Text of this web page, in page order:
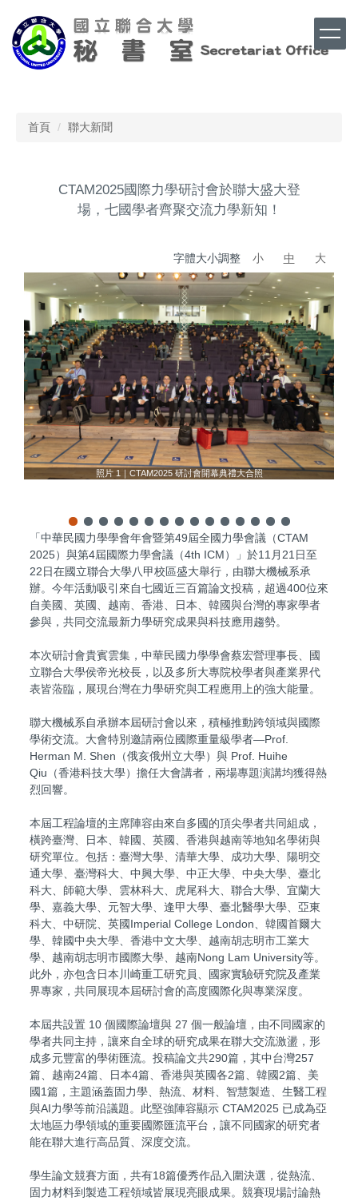
到
主
要
首頁 聯大新聞
CTAM2025國際力學研討會於聯大盛大登
場，七國學者齊聚交流力學新知！
字體大小調整 小 中 大
照片 1｜CTAM2025 研討會開幕典禮大合照
「中華民國力學學會年會暨第49屆全國力學會議（CTAM
2025）與第4屆國際力學會議（4th ICM）」於11月21日至
22日在國立聯合大學八甲校區盛大舉行，由聯大機械系承
辦。今年活動吸引來自七國近三百篇論文投稿，超過400位來
自美國、英國、越南、香港、日本、韓國與台灣的專家學者
參與，共同交流最新力學研究成果與科技應用趨勢。
本次研討會貴賓雲集，中華民國力學學會蔡宏營理事長、國
立聯合大學侯帝光校長，以及多所大專院校學者與產業界代
表皆蒞臨，展現台灣在力學研究與工程應用上的強大能量。
聯大機械系自承辦本屆研討會以來，積極推動跨領域與國際
學術交流。大會特別邀請兩位國際重量級學者—Prof.
Herman M. Shen（俄亥俄州立大學）與 Prof. Huihe
Qiu（香港科技大學）擔任大會講者，兩場專題演講均獲得熱
烈回響。
本屆工程論壇的主席陣容由來自多國的頂尖學者共同組成，
橫跨臺灣、日本、韓國、英國、香港與越南等地知名學術與
研究單位。包括：臺灣大學、清華大學、成功大學、陽明交
通大學、臺灣科大、中興大學、中正大學、中央大學、臺北
科大、師範大學、雲林科大、虎尾科大、聯合大學、宜蘭大
學、嘉義大學、元智大學、逢甲大學、臺北醫學大學、亞東
科大、中研院、英國Imperial College London、韓國首爾大
學、韓國中央大學、香港中文大學、越南胡志明市工業大
學、越南胡志明市國際大學、越南Nong Lam University等。
此外，亦包含日本川崎重工研究員、國家實驗研究院及產業
界專家，共同展現本屆研討會的高度國際化與專業深度。
本屆共設置 10 個國際論壇與 27 個一般論壇，由不同國家的
學者共同主持，讓來自全球的研究成果在聯大交流激盪，形
成多元豐富的學術匯流。投稿論文共290篇，其中台灣257
篇、越南24篇、日本4篇、香港與英國各2篇、韓國2篇、美
國1篇，主題涵蓋固力學、熱流、材料、智慧製造、生醫工程
與AI力學等前沿議題。此堅強陣容顯示 CTAM2025 已成為亞
太地區力學領域的重要國際匯流平台，讓不同國家的研究者
能在聯大進行高品質、深度交流。
學生論文競賽方面，共有18篇優秀作品入圍決選，從熱流、
固力材料到製造工程領域皆展現亮眼成果。競賽現場討論熱